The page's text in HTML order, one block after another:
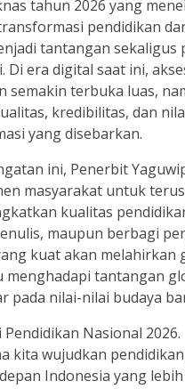
tahun 2026 yang
pendidikan
tantangan sekaligus
Di era digital saat ini,
semakin terbuka luas,
kredibilitas, dan
yang disebarkan.
ini, Penerbit
masyarakat untuk
kualitas
maupun berbagi
kuat akan melahirkan
menghadapi tantangan
pada nilai-nilai budaya
Nasional 2026.
kita wujudkan
Indonesia yang lebih